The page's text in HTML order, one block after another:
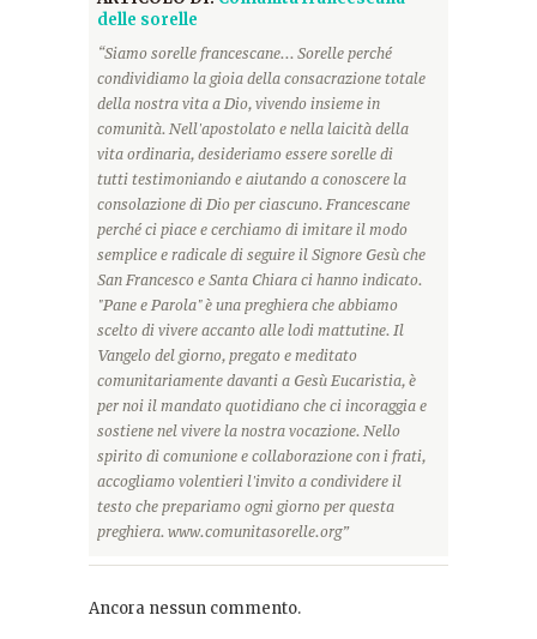
delle sorelle
“Siamo sorelle francescane... Sorelle perché
condividiamo la gioia della consacrazione totale
della nostra vita a Dio, vivendo insieme in
comunità. Nell'apostolato e nella laicità della
vita ordinaria, desideriamo essere sorelle di
tutti testimoniando e aiutando a conoscere la
consolazione di Dio per ciascuno. Francescane
perché ci piace e cerchiamo di imitare il modo
semplice e radicale di seguire il Signore Gesù che
San Francesco e Santa Chiara ci hanno indicato.
"Pane e Parola" è una preghiera che abbiamo
scelto di vivere accanto alle lodi mattutine. Il
Vangelo del giorno, pregato e meditato
comunitariamente davanti a Gesù Eucaristia, è
per noi il mandato quotidiano che ci incoraggia e
sostiene nel vivere la nostra vocazione. Nello
spirito di comunione e collaborazione con i frati,
accogliamo volentieri l'invito a condividere il
testo che prepariamo ogni giorno per questa
preghiera. www.comunitasorelle.org”
Ancora nessun commento.